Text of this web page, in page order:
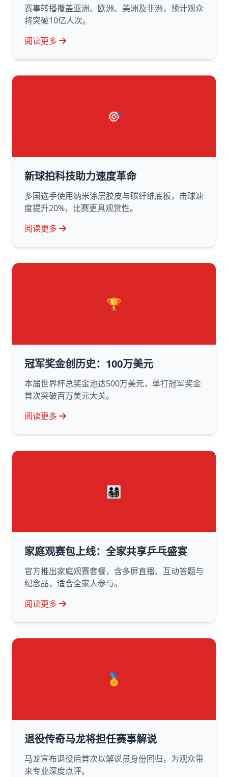
赛事转播覆盖亚洲、欧洲、美洲及非洲，预计观众
将突破10亿人次。
阅读更多
🎯
新球拍科技助力速度革命
多国选手使用纳米涂层胶皮与碳纤维底板，击球速
度提升20%，比赛更具观赏性。
阅读更多
🏆
冠军奖金创历史：100万美元
本届世界杯总奖金池达500万美元，单打冠军奖金
首次突破百万美元大关。
阅读更多
👨‍👩‍👧‍👦
家庭观赛包上线：全家共享乒乓盛宴
官方推出家庭观赛套餐，含多屏直播、互动答题与
纪念品，适合全家人参与。
阅读更多
🏅
退役传奇马龙将担任赛事解说
马龙宣布退役后首次以解说员身份回归，为观众带
来专业深度点评。